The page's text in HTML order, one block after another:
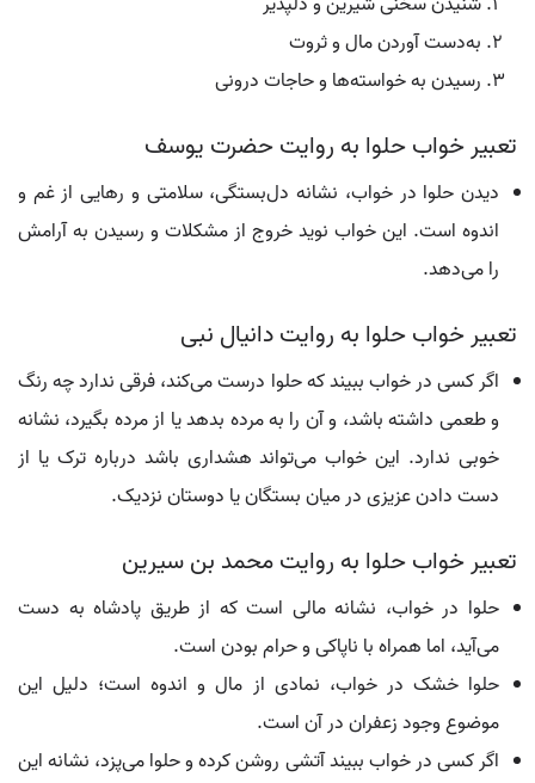
به‌دست آوردن مال و ثروت
رسیدن به خواسته‌ها و حاجات درونی
تعبیر خواب حلوا به روایت حضرت یوسف
دیدن حلوا در خواب، نشانه دل‌بستگی، سلامتی و رهایی از غم و
اندوه است. این خواب نوید خروج از مشکلات و رسیدن به آرامش
را می‌دهد.
تعبیر خواب حلوا به روایت دانیال نبی
اگر کسی در خواب ببیند که حلوا درست می‌کند، فرقی ندارد چه رنگ
و طعمی داشته باشد، و آن را به مرده بدهد یا از مرده بگیرد، نشانه
خوبی ندارد. این خواب می‌تواند هشداری باشد درباره ترک یا از
دست دادن عزیزی در میان بستگان یا دوستان نزدیک.
تعبیر خواب حلوا به روایت محمد بن سیرین
حلوا در خواب، نشانه مالی است که از طریق پادشاه به دست
می‌آید، اما همراه با ناپاکی و حرام بودن است.
حلوا خشک در خواب، نمادی از مال و اندوه است؛ دلیل این
موضوع وجود زعفران در آن است.
اگر کسی در خواب ببیند آتشی روشن کرده و حلوا می‌پزد، نشانه این